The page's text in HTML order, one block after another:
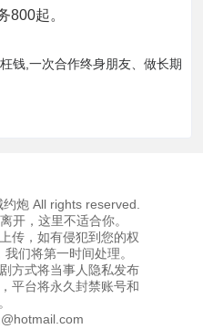
800起。
钱,一次合作终身朋友、做长期
炮 All rights reserved.
开，这里不适合你。
传，如有侵犯到您的权
们将第一时间处理。
方式将当事人隐私发布
平台将永久封禁账号和